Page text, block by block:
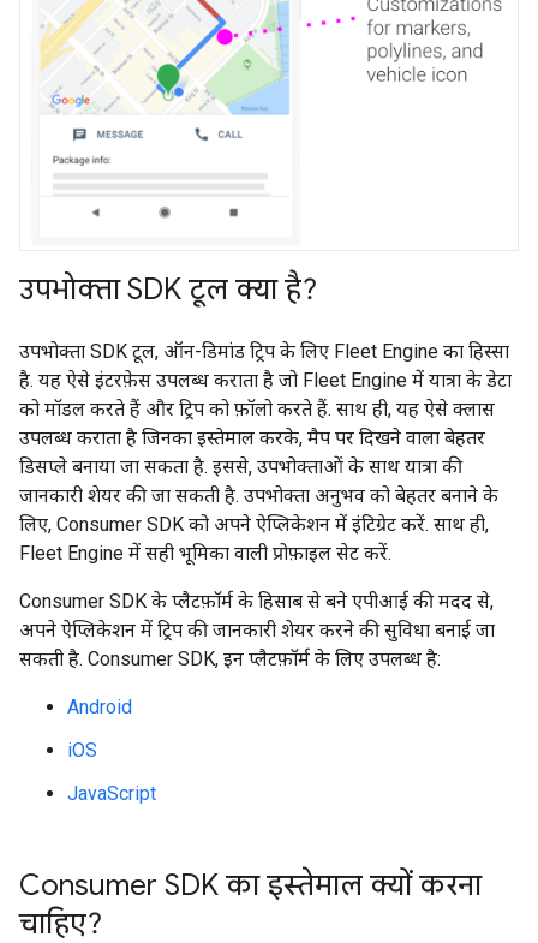
उपभोक्ता SDK टूल क्या है?
उपभोक्ता SDK टूल, ऑन-डिमांड ट्रिप के लिए Fleet Engine का हिस्सा
है. यह ऐसे इंटरफ़ेस उपलब्ध कराता है जो Fleet Engine में यात्रा के डेटा
को मॉडल करते हैं और ट्रिप को फ़ॉलो करते हैं. साथ ही, यह ऐसे क्लास
उपलब्ध कराता है जिनका इस्तेमाल करके, मैप पर दिखने वाला बेहतर
डिसप्ले बनाया जा सकता है. इससे, उपभोक्ताओं के साथ यात्रा की
जानकारी शेयर की जा सकती है. उपभोक्ता अनुभव को बेहतर बनाने के
लिए, Consumer SDK को अपने ऐप्लिकेशन में इंटिग्रेट करें. साथ ही,
Fleet Engine में सही भूमिका वाली प्रोफ़ाइल सेट करें.
Consumer SDK के प्लैटफ़ॉर्म के हिसाब से बने एपीआई की मदद से,
अपने ऐप्लिकेशन में ट्रिप की जानकारी शेयर करने की सुविधा बनाई जा
सकती है. Consumer SDK, इन प्लैटफ़ॉर्म के लिए उपलब्ध है:
Android
iOS
JavaScript
Consumer SDK का इस्तेमाल क्यों करना
चाहिए?